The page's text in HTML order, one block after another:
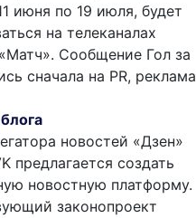
июня по 19 июля, будет
на телеканалах
Сообщение Гол за
сначала на PR, реклама
новостей «Дзен»
предлагается создать
новостную платформу.
законопроект